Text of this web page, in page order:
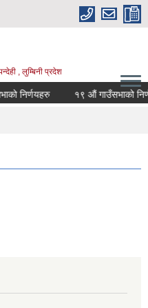
, लुम्बिनी प्रदेश
निर्णयहरु १९ औं गाउँसभाको